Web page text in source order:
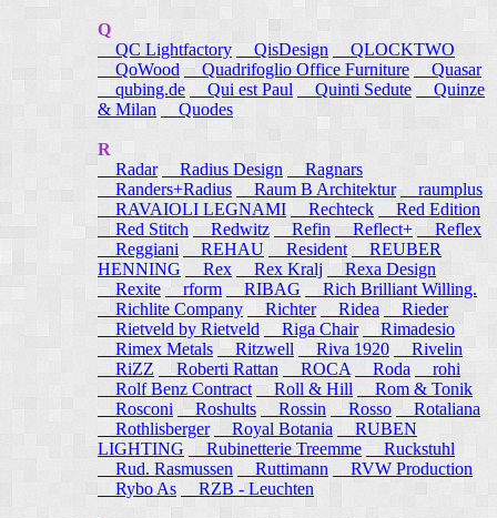
Q
QC Lightfactory
QisDesign
QLOCKTWO
QoWood Quadrifoglio Office Furniture
Quasar
qubing.de
Qui est Paul Quinti Sedute
Quinze
& Milan
Quodes
R
Radar
Radius Design
Ragnars
Randers+Radius
Raum B Architektur raumplus
RAVAIOLI LEGNAMI
Rechteck
Red Edition
Red Stitch
Redwitz Refin Reflect+
Reflex
Reggiani
REHAU Resident
REUBER
HENNING
Rex Rex Kralj
Rexa Design
Rexite
rform RIBAG
Rich Brilliant Willing.
Richlite Company
Richter Ridea
Rieder
Rietveld by Rietveld
Riga Chair
Rimadesio
Rimex Metals
Ritzwell Riva 1920
Rivelin
RiZZ
Roberti Rattan ROCA Roda
rohi
Rolf Benz Contract
Roll & Hill
Rom & Tonik
Rosconi Roshults Rossin Rosso
Rotaliana
Rothlisberger
Royal Botania
RUBEN
LIGHTING
Rubinetterie Treemme
Ruckstuhl
Rud. Rasmussen
Ruttimann
RVW Production
Rybo As
RZB - Leuchten